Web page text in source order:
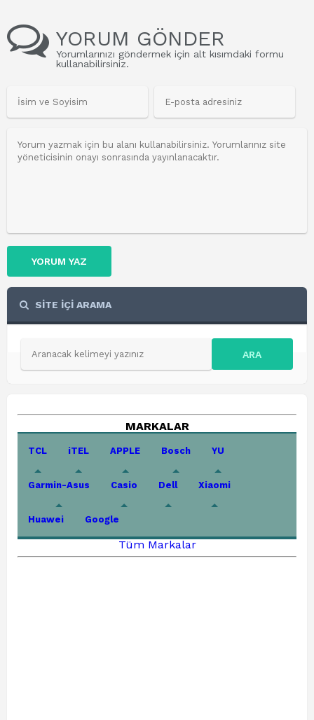
YORUM GÖNDER
Yorumlarınızı göndermek için alt kısımdaki formu
kullanabilirsiniz.
YORUM YAZ
SİTE İÇİ ARAMA
ARA
MARKALAR
TCL iTEL APPLE Bosch YU
Garmin-Asus Casio Dell Xiaomi
Huawei Google
Tüm Markalar